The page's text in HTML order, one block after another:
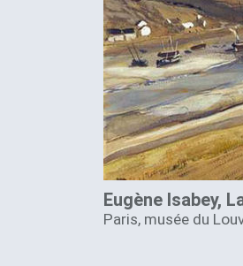
Eugène Isabey,
Paris, musée du